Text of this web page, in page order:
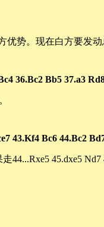
优势。现在白方要发动
36.Bc2 Bb5 37.a3
43.Kf4 Bc6 44.Bc2
44...Rxe5 45.dxe5 Nd7